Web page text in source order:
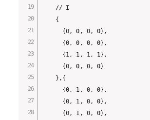
    // I
    {
      {0, 0, 0, 0},
      {0, 0, 0, 0},
      {1, 1, 1, 1},
      {0, 0, 0, 0}
    },{
      {0, 1, 0, 0},
      {0, 1, 0, 0},
      {0, 1, 0, 0},